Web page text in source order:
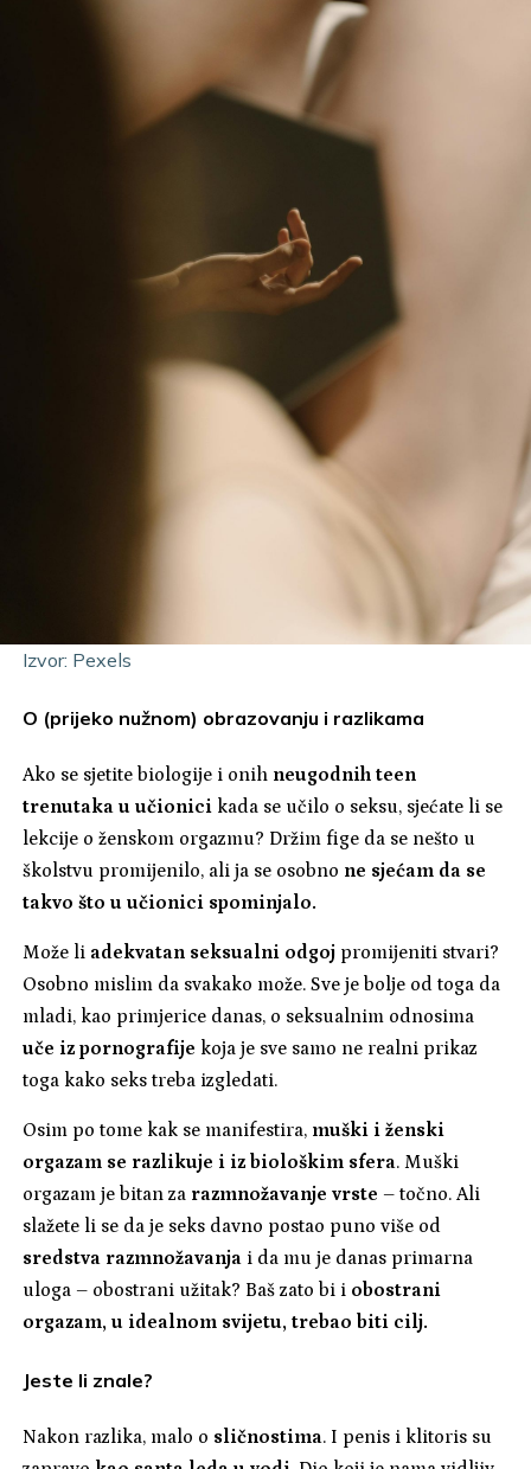
Izvor: Pexels
O (prijeko nužnom) obrazovanju i razlikama
Ako se sjetite biologije i onih neugodnih teen
trenutaka u učionici kada se učilo o seksu, sjećate li se
lekcije o ženskom orgazmu? Držim fige da se nešto u
školstvu promijenilo, ali ja se osobno ne sjećam da se
takvo što u učionici spominjalo.
Može li adekvatan seksualni odgoj promijeniti stvari?
Osobno mislim da svakako može. Sve je bolje od toga da
mladi, kao primjerice danas, o seksualnim odnosima
uče iz pornografije koja je sve samo ne realni prikaz
toga kako seks treba izgledati.
Osim po tome kak se manifestira, muški i ženski
orgazam se razlikuje i iz biološkim sfera. Muški
orgazam je bitan za razmnožavanje vrste – točno. Ali
slažete li se da je seks davno postao puno više od
sredstva razmnožavanja i da mu je danas primarna
uloga – obostrani užitak? Baš zato bi i obostrani
orgazam, u idealnom svijetu, trebao biti cilj.
Jeste li znale?
Nakon razlika, malo o sličnostima. I penis i klitoris su